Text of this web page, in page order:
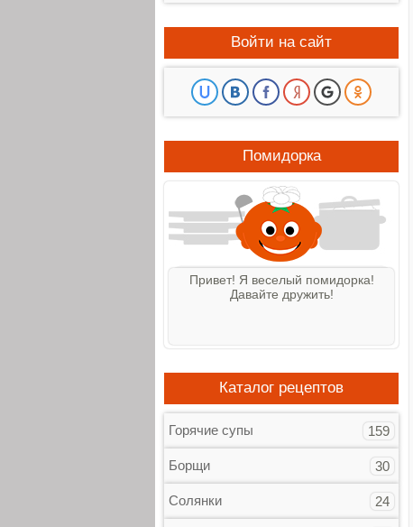
Войти на сайт
Помидорка
Привет! Я веселый помидорка!
Давайте дружить!
Каталог рецептов
Горячие супы 159
Борщи 30
Солянки 24